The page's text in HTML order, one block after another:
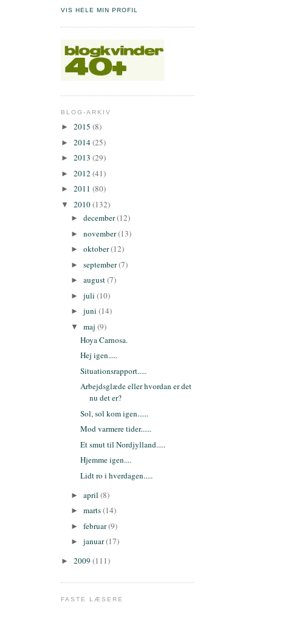
VIS HELE MIN PROFIL
BLOG-ARKIV
► 2015 (8)
► 2014(25)
► 2013 (29)
► 2012 (41)
► 2011 (80)
▼ 2010(132)
► december(12)
► november(13)
► oktober(12)
► september(7)
► august(7)
► juli (10)
► juni (14)
▼ maj (9)
Hoya Carnosa.
Hej igen.....
Situationsrapport.....
Arbejdsglæde eller hvordan er det
nu det er?
Sol, sol kom igen......
Mod varmere tider......
Et smut til Nordjylland.....
Hjemme igen....
Lidt ro i hverdagen.....
► april (8)
► marts(14)
► februar(9)
► januar(17)
► 2009 (111)
FASTE LÆSERE